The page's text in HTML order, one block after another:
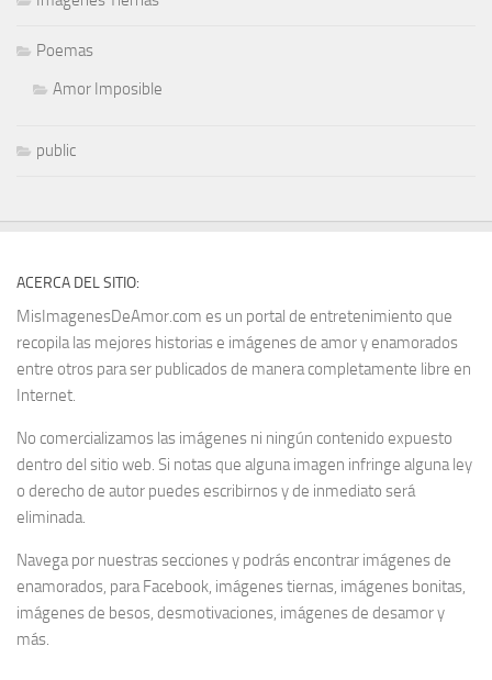
Poemas
Amor Imposible
public
ACERCA DEL SITIO:
MisImagenesDeAmor.com es un portal de entretenimiento que
recopila las mejores historias e imágenes de amor y enamorados
entre otros para ser publicados de manera completamente libre en
Internet.
No comercializamos las imágenes ni ningún contenido expuesto
dentro del sitio web. Si notas que alguna imagen infringe alguna ley
o derecho de autor puedes escribirnos y de inmediato será
eliminada.
Navega por nuestras secciones y podrás encontrar imágenes de
enamorados, para Facebook, imágenes tiernas, imágenes bonitas,
imágenes de besos, desmotivaciones, imágenes de desamor y
más.